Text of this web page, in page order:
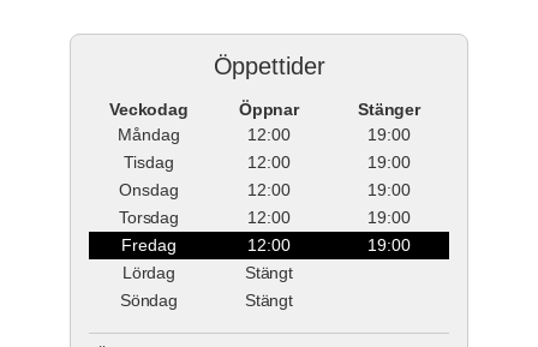
Öppettider
Veckodag Öppnar
Stänger
Måndag
12:00
19:00
Tisdag
12:00
19:00
Onsdag
12:00
19:00
Torsdag
12:00
19:00
Fredag
12:00
19:00
Lördag
Stängt
Söndag
Stängt